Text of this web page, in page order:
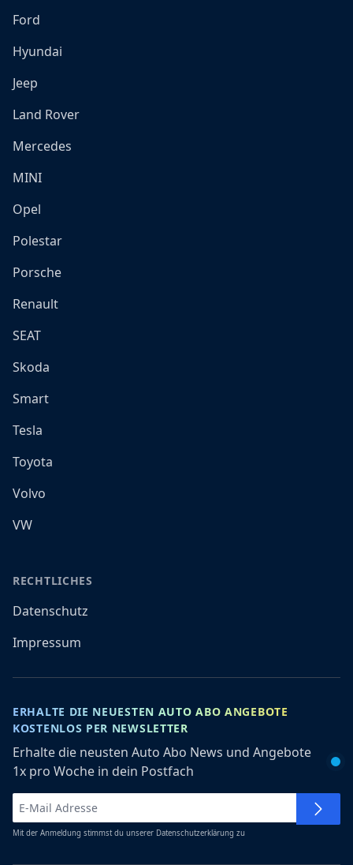
Ford
Hyundai
Jeep
Land Rover
Mercedes
MINI
Opel
Polestar
Porsche
Renault
SEAT
Skoda
Smart
Tesla
Toyota
Volvo
VW
RECHTLICHES
Datenschutz
Impressum
ERHALTE DIE NEUESTEN AUTO ABO ANGEBOTE
KOSTENLOS PER NEWSLETTER
Erhalte die neusten Auto Abo News und Angebote
1x pro Woche in dein Postfach
Mit der Anmeldung stimmst du unserer Datenschutzerklärung zu